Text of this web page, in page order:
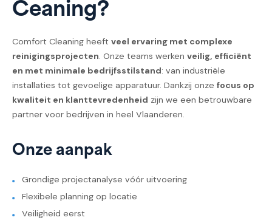
Ceaning?
Comfort Cleaning heeft veel ervaring met complexe
reinigingsprojecten. Onze teams werken veilig, efficiënt
en met minimale bedrijfsstilstand: van industriële
installaties tot gevoelige apparatuur. Dankzij onze focus op
kwaliteit en klanttevredenheid zijn we een betrouwbare
partner voor bedrijven in heel Vlaanderen.
Onze aanpak
Grondige projectanalyse vóór uitvoering
Flexibele planning op locatie
Veiligheid eerst